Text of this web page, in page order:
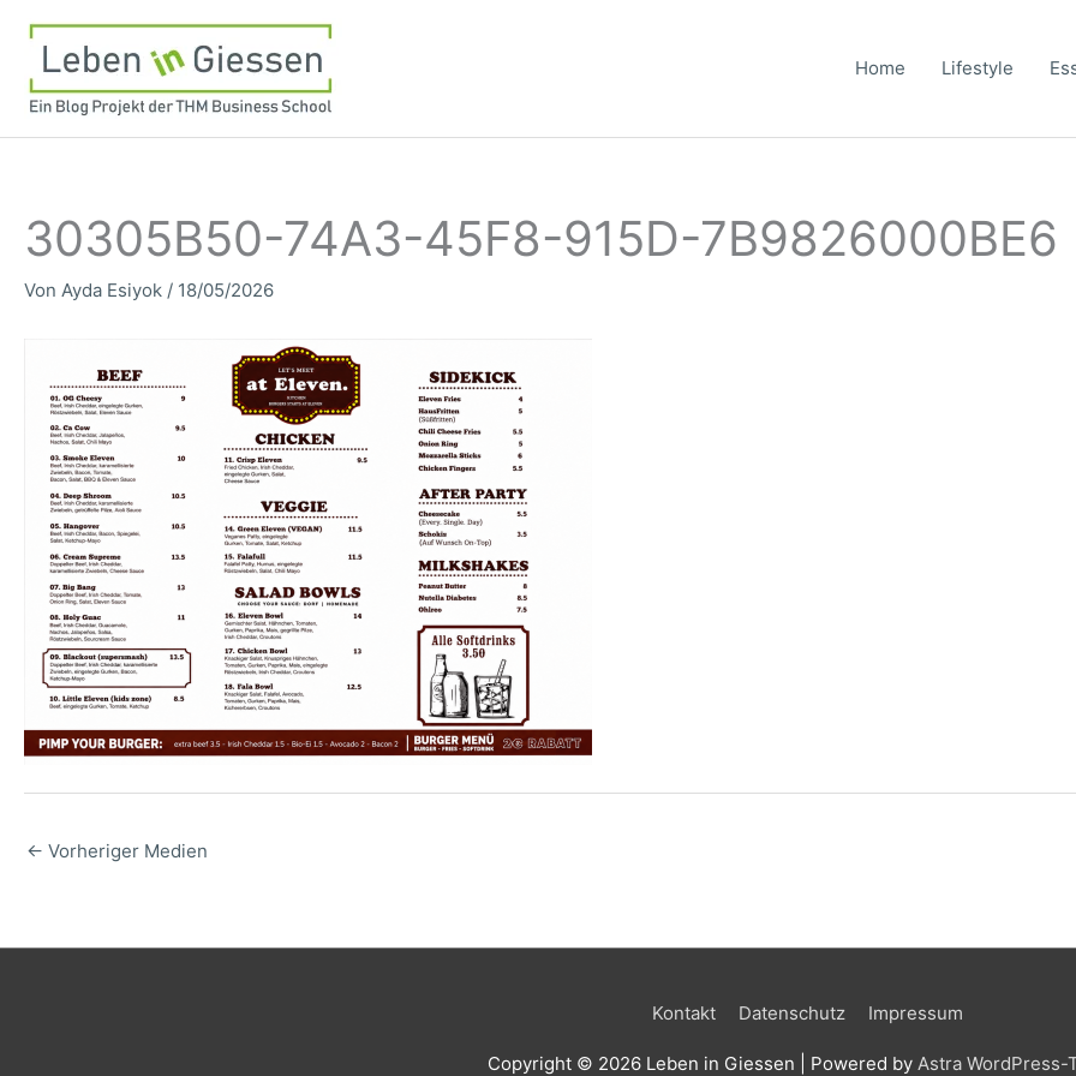
Inhalt
springen
Home Lifestyle
30305B50-74A3-45F8-915D-7B9826000BE6
Von Ayda Esiyok / 18/05/2026
← Vorheriger Medien
Kontakt Datenschutz Impressum
Copyright © 2026 Leben in Giessen | Powered by Astra WordPress-